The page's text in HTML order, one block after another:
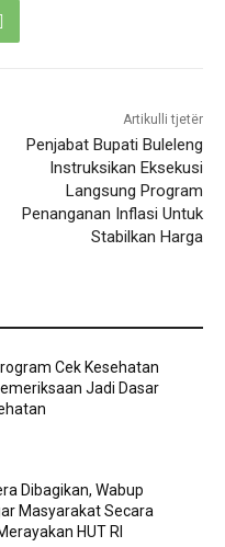
Artikulli tjetër
Penjabat Bupati Buleleng
Instruksikan Eksekusi
Langsung Program
Penanganan Inflasi Untuk
Stabilkan Harga
Cek Kesehatan
Jadi Dasar
Dibagikan, Wabup
Masyarakat Secara
HUT RI